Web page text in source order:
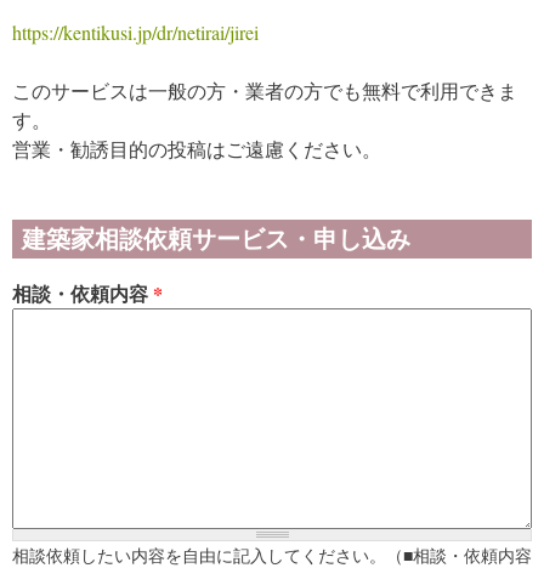
https://kentikusi.jp/dr/netirai/jirei
このサービスは一般の方・業者の方でも無料で利用できま
す。
営業・勧誘目的の投稿はご遠慮ください。
建築家相談依頼サービス・申し込み
相談・依頼内容 *
相談依頼したい内容を自由に記入してください。（■相談・依頼内容